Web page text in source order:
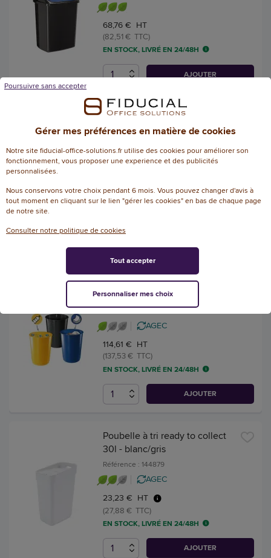
68,76 € HT
(82,51 € TTC)
EN STOCK, LIVRÉ EN 24/48H
AJOUTER
Poubelle à couvercle
basculant plastique 50L vert
AGEC
(82,51 € TTC)
EN STOCK, LIVRÉ EN 24/48H
3 Corbeilles à papier tri
sélectif Cep 133 - 3 x 40 L -
CEP
Référence : 128324
AGEC
114,61 € HT
(137,53 € TTC)
EN STOCK, LIVRÉ EN 24/48H
AJOUTER
Poubelle à tri ready to collect
30l - blanc/gris
Référence : 144879
AGEC
23,23 € HT
(27,88 € TTC)
EN STOCK, LIVRÉ EN 24/48H
AJOUTER
Gérer mes préférences en matière de cookies
Notre site fiducial-office-solutions.fr utilise des cookies pour améliorer son
fonctionnement, vous proposer une experience et des publicités
personnalisées.
Nous conservons votre choix pendant 6 mois. Vous pouvez changer d'avis à
tout moment en cliquant sur le lien "gérer les cookies" en bas de chaque page
de notre site.
Consulter notre politique de cookies
Poursuivre sans accepter
Personnaliser mes choix
Tout accepter